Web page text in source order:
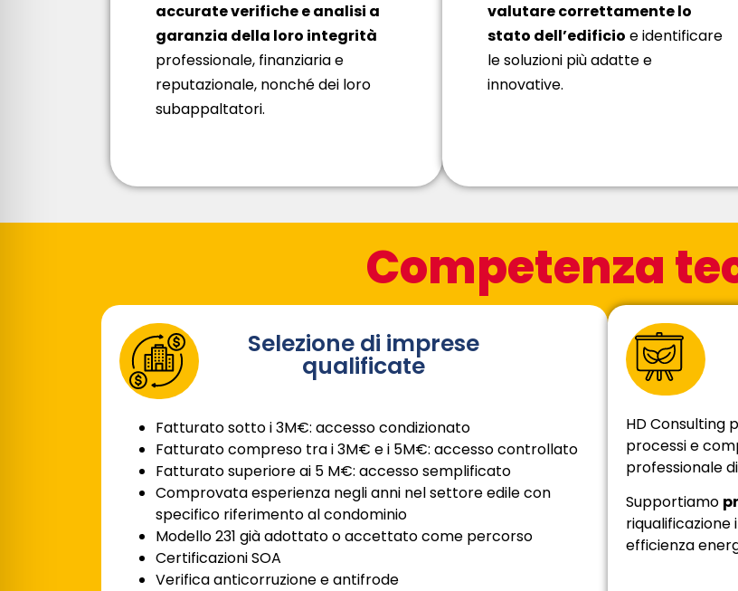
accurate verifiche e analisi a
garanzia della loro integrità
professionale, finanziaria e
reputazionale, nonché dei loro
subappaltatori.
valutare correttamente lo
stato dell’edificio e identificare
le soluzioni più adatte e
innovative.
Competenza
Selezione di imprese
qualificate
Fatturato sotto i 3M€: accesso condizionato
Fatturato compreso tra i 3M€ e i 5M€: accesso controllato
Fatturato superiore ai 5 M€: accesso semplificato
Comprovata esperienza negli anni nel settore edile con
specifico riferimento al condominio
Modello 231 già adottato o accettato come percorso
Certificazioni SOA
Verifica anticorruzione e antifrode
HD Consulting
processi e
professionale
Supportiamo
riqualificazione
efficienza